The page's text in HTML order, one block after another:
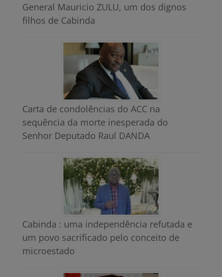
General Mauricio ZULU, um dos dignos
filhos de Cabinda
Carta de condolências do ACC na
sequência da morte inesperada do
Senhor Deputado Raul DANDA
Cabinda : uma independência refutada e
um povo sacrificado pelo conceito de
microestado